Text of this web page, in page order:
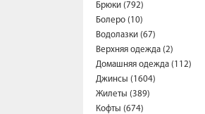
Брюки (792)
Болеро (10)
Водолазки (67)
Верхняя одежда (2)
Домашняя одежда (112)
Джинсы (1604)
Жилеты (389)
Кофты (674)